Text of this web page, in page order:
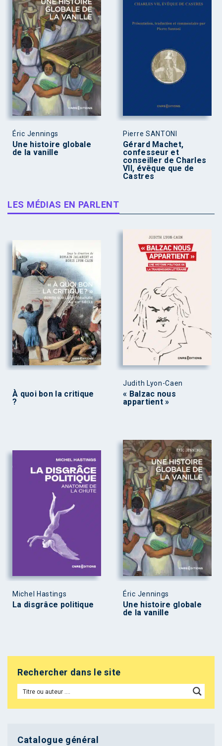
Éric Jennings
Une histoire globale
de la vanille
Pierre SANTONI
Gérard Machet,
confesseur et
conseiller de Charles
VII, évêque que de
Castres
LES MÉDIAS EN PARLENT
À quoi bon la critique
?
Judith Lyon-Caen
« Balzac nous
appartient »
Michel Hastings
La disgrâce politique
Éric Jennings
Une histoire globale
de la vanille
Rechercher dans le site
Catalogue général